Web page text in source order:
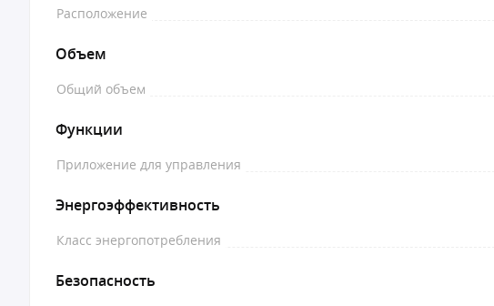
Расположение
Объем
Общий объем
Функции
Приложение для управления
Энергоэффективность
Класс энергопотребления
Безопасность